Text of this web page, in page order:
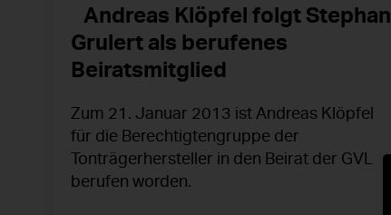
Andreas Klöpfel folgt Stephan
Grulert als berufenes
Beiratsmitglied
Zum 21. Januar 2013 ist Andreas Klöpfel
für die Berechtigtengruppe der
Tonträgerhersteller in den Beirat der GVL
berufen worden.